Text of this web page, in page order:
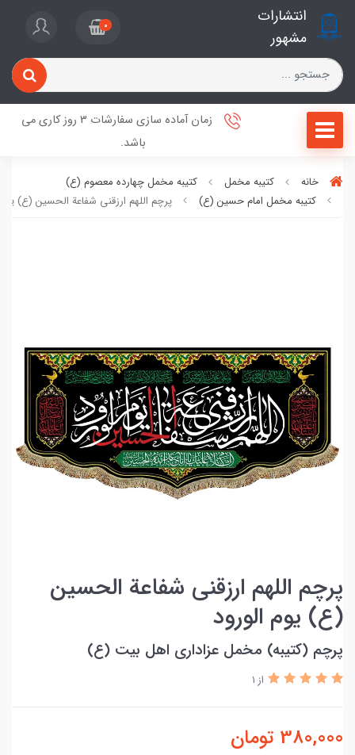
انتشارات
مشهور
0
زمان آماده سازی سفارشات 3 روز کاری می
باشد.
خانه کتیبه مخمل
کتیبه مخمل چهارده معصوم (ع)
کتیبه مخمل امام حسین (ع)
پرچم اللهم ارزقنی شفاعة الحسین (ع) یوم
پرچم اللهم ارزقنی شفاعة الحسین
(ع) یوم الورود
پرچم (کتیبه) مخمل عزاداری اهل بیت (ع)
از 1
380,000 تومان